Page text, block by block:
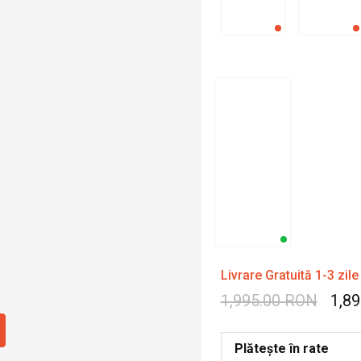
Livrare Gratuită 1-3
1,995.00 RON
Plătește în rate